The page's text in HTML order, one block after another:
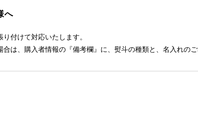
へ
付けて対応いたします。
合は、購入者情報の『備考欄』に、熨斗の種類と、名入れの